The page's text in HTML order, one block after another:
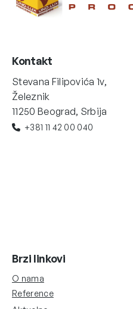
Kontakt
Stevana Filipovića 1v,
Železnik
11250 Beograd, Srbija
+381 11 42 00 040
Brzi linkovi
O nama
Reference